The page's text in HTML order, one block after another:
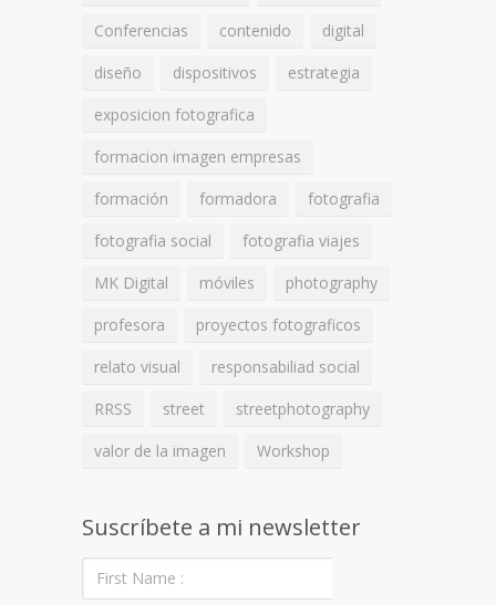
Conferencias
contenido
digital
diseño
dispositivos
estrategia
exposicion fotografica
formacion imagen empresas
formación
formadora
fotografia
fotografia social
fotografia viajes
MK Digital
móviles
photography
profesora
proyectos fotograficos
relato visual
responsabiliad social
RRSS
street
streetphotography
valor de la imagen
Workshop
Suscríbete a mi newsletter